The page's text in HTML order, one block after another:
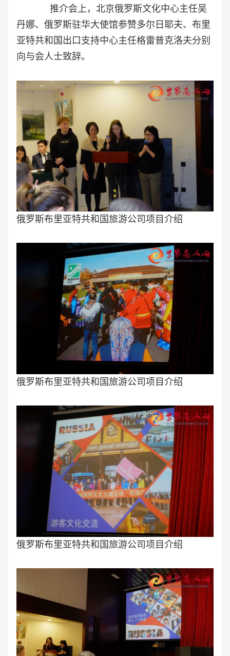
推介会上，北京俄罗斯文化中心主任吴
丹娜、俄罗斯驻华大使馆参赞多尔日耶夫、布里
亚特共和国出口支持中心主任格雷普克洛夫分别
向与会人士致辞。
俄罗斯布里亚特共和国旅游公司项目介绍
俄罗斯布里亚特共和国旅游公司项目介绍
俄罗斯布里亚特共和国旅游公司项目介绍